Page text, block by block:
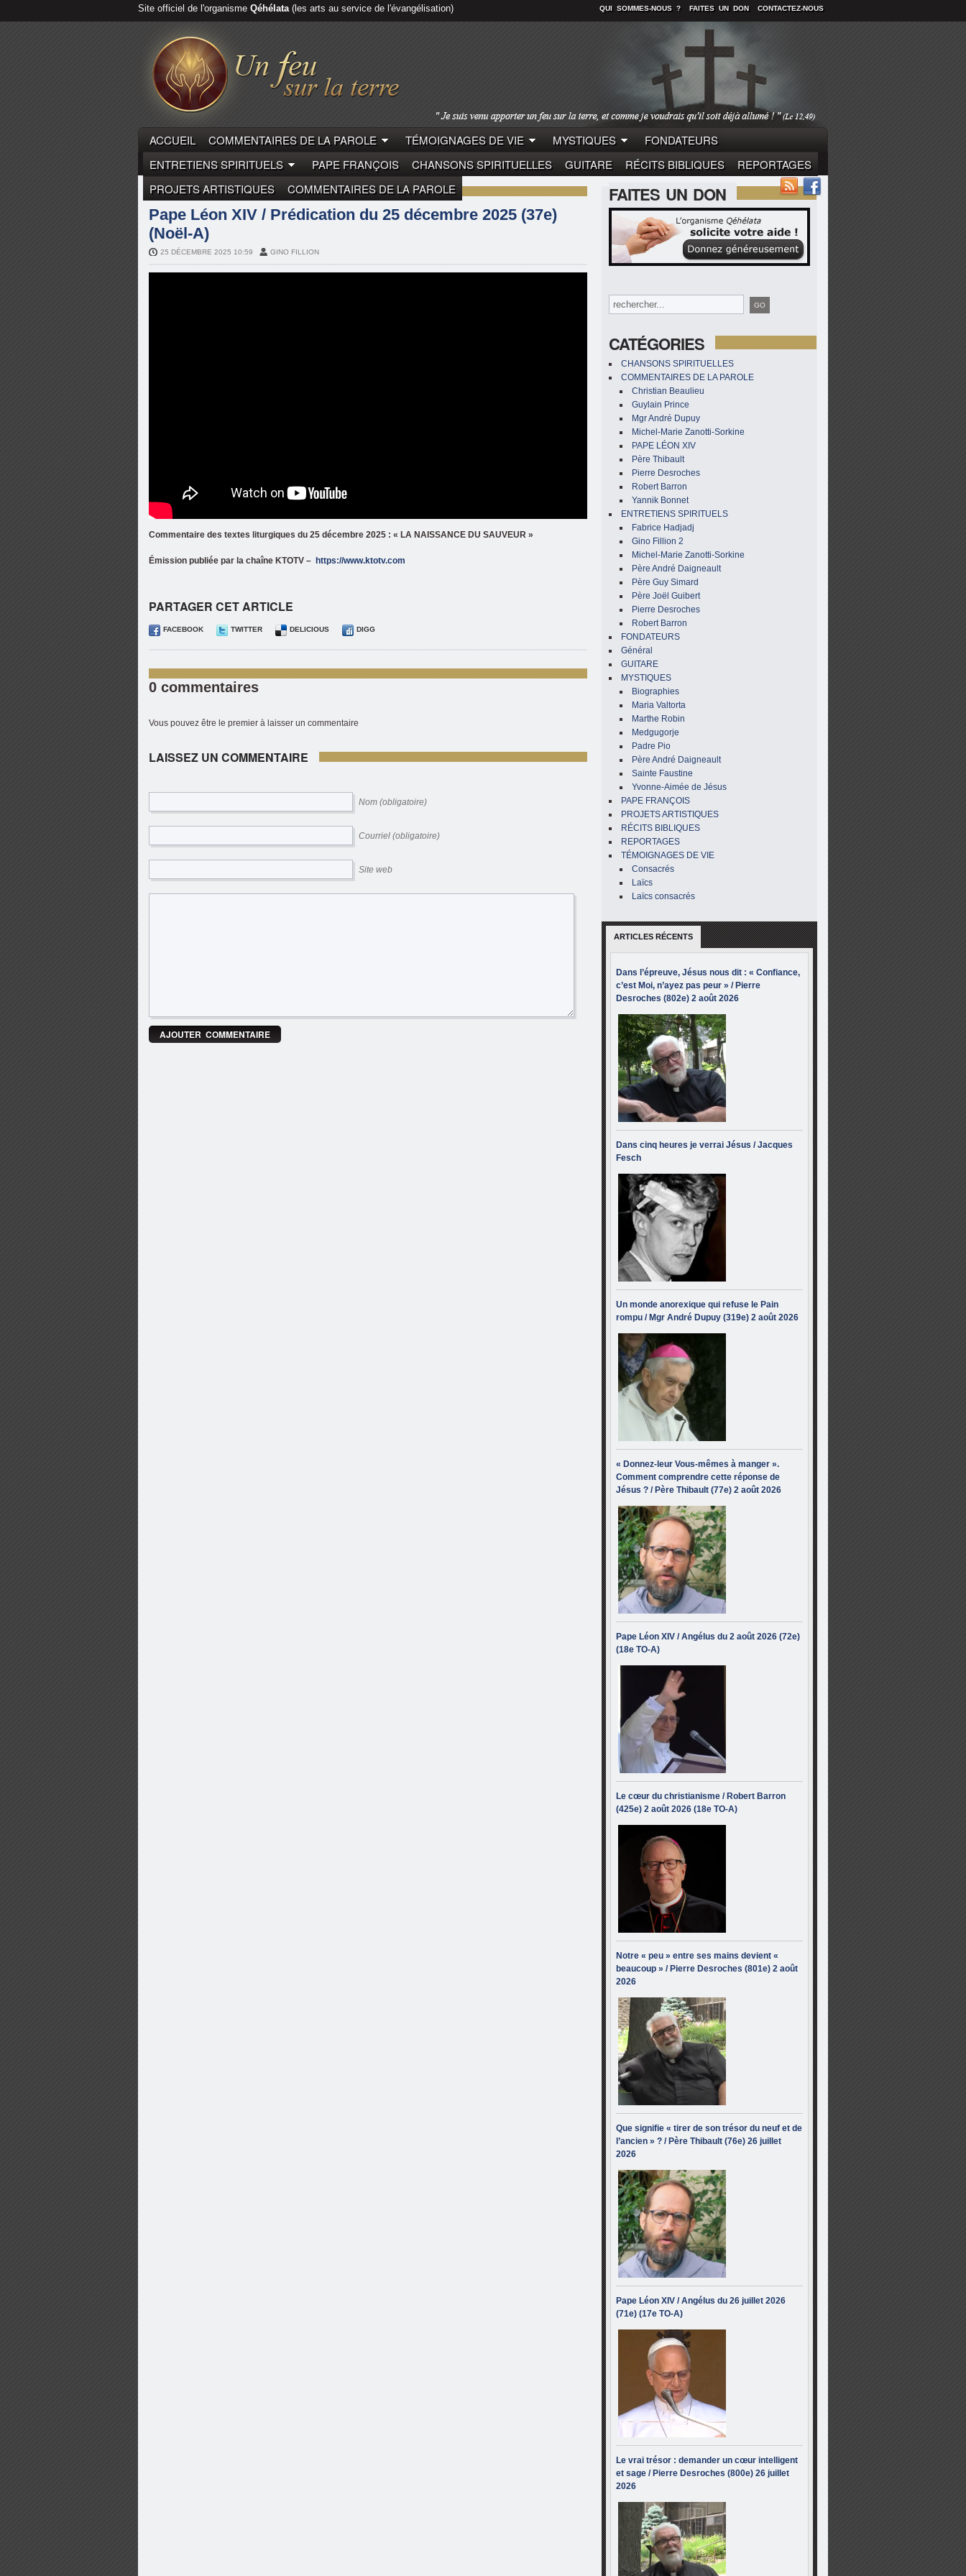
Site officiel de l'organisme Qéhélata(les arts au service de l'évangélisation) QUI SOMMES-NOUS ? FAITES UN DON CONTACTEZ-NOUS
ACCUEIL COMMENTAIRES DE LA PAROLE TÉMOIGNAGES DE VIE MYSTIQUES
FONDATEURS
ENTRETIENS SPIRITUELS
PAPE FRANÇOIS CHANSONS SPIRITUELLES GUITARE RÉCITS BIBLIQUES
REPORTAGES
PROJETS ARTISTIQUES
COMMENTAIRES DE LA PAROLE FAITES UN DON
CATÉGORIES
CHANSONS SPIRITUELLES
COMMENTAIRES DE LA PAROLE
Christian Beaulieu
Guylain Prince
Mgr André Dupuy
Michel-Marie Zanotti-Sorkine
PAPE LÉON XIV
Père Thibault
Pierre Desroches
Robert Barron
Yannik Bonnet
ENTRETIENS SPIRITUELS
Fabrice Hadjadj
Gino Fillion 2
Michel-Marie Zanotti-Sorkine
Père André Daigneault
Père Guy Simard
Père Joël Guibert
Pierre Desroches
Robert Barron
FONDATEURS
Général
GUITARE
MYSTIQUES
Biographies
Maria Valtorta
Marthe Robin
Medgugorje
Padre Pio
Père André Daigneault
Sainte Faustine
Yvonne-Aimée de Jésus
PAPE FRANÇOIS
PROJETS ARTISTIQUES
RÉCITS BIBLIQUES
REPORTAGES
TÉMOIGNAGES DE VIE
Consacrés
Laïcs
Laïcs consacrés
ARTICLES RÉCENTS
Dans l’épreuve, Jésus nous dit : « Confiance,
c’est Moi, n’ayez pas peur » / Pierre
Desroches (802e) 2 août 2026
Dans cinq heures je verrai Jésus / Jacques
Fesch
Un monde anorexique qui refuse le Pain
rompu / Mgr André Dupuy (319e) 2 août 2026
« Donnez-leur Vous-mêmes à manger ».
Comment comprendre cette réponse de
Jésus ? / Père Thibault (77e) 2 août 2026
Pape Léon XIV / Angélus du 2 août 2026 (72e)
(18e TO-A)
Le cœur du christianisme / Robert Barron
(425e) 2 août 2026 (18e TO-A)
Notre « peu » entre ses mains devient «
beaucoup » / Pierre Desroches (801e) 2 août
2026
Que signifie « tirer de son trésor du neuf et de
l’ancien » ? / Père Thibault (76e) 26 juillet
2026
Pape Léon XIV / Angélus du 26 juillet 2026
(71e) (17e TO-A)
Le vrai trésor : demander un cœur intelligent
et sage / Pierre Desroches (800e) 26 juillet
2026
COMMENTAIRES DE LA PAROLE PAPE LÉON XIV
Pape Léon XIV / Prédication du 25 décembre 2025 (37e)
(Noël-A)
25 DÉCEMBRE 2025 10:59 GINO FILLION
Commentaire des textes liturgiques du 25 décembre 2025 : « LA NAISSANCE DU SAUVEUR »
Émission publiée par la chaîne KTOTV – https://www.ktotv.com
PARTAGER CET ARTICLE
FACEBOOK TWITTER DELICIOUS DIGG
0 commentaires
Vous pouvez être le premier à laisser un commentaire
LAISSEZ UN COMMENTAIRE
Nom (obligatoire)
Courriel (obligatoire)
Site web